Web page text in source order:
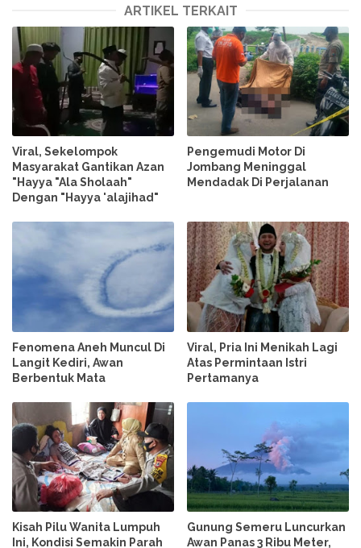
ARTIKEL TERKAIT
Viral, Sekelompok
Masyarakat Gantikan Azan
"Hayya "Ala Sholaah"
Dengan "Hayya 'alajihad"
Pengemudi Motor Di
Jombang Meninggal
Mendadak Di Perjalanan
Fenomena Aneh Muncul Di
Langit Kediri, Awan
Berbentuk Mata
Viral, Pria Ini Menikah Lagi
Atas Permintaan Istri
Pertamanya
Kisah Pilu Wanita Lumpuh
Ini, Kondisi Semakin Parah
Gunung Semeru Luncurkan
Awan Panas 3 Ribu Meter,